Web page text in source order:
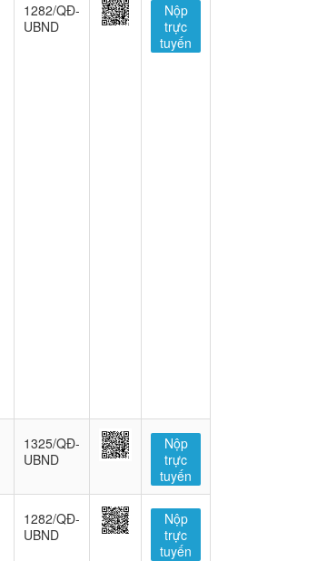
1282/QĐ-
UBND
Nộp
trực
tuyến
1325/QĐ-
UBND
Nộp
trực
tuyến
1282/QĐ-
UBND
Nộp
trực
tuyến